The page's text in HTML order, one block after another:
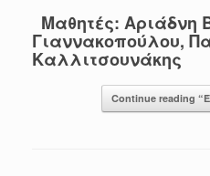
Μαθητές: Αριάδνη
Γιαννακοπούλου,
Καλλιτσουνάκης
Continue reading